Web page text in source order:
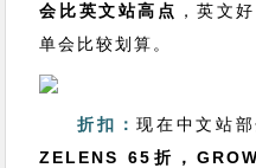
会比英文站高点 ，英文
单会比较划算。
折扣：现在中文站
ZELENS 65折，